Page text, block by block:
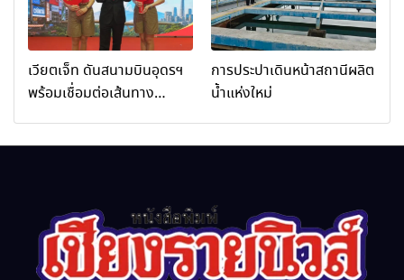
ประกอบการและเครือข่าย
ธุรกิจ Wellness สู่การ
เติบโตอย่างยั่งยืน (Chiang
Rai Wellness Business
เวียตเจ็ท ดันสนามบินอุดรฯ
พร้อมเชื่อมต่อเส้นทาง
การประปาเดินหน้าสถานีผลิต
น้ำแห่งใหม่